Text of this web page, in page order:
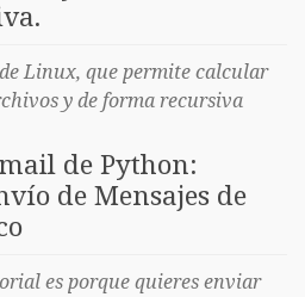
Linux, que permite calcular
y de forma recursiva
de Python:
de Mensajes de
es porque quieres enviar